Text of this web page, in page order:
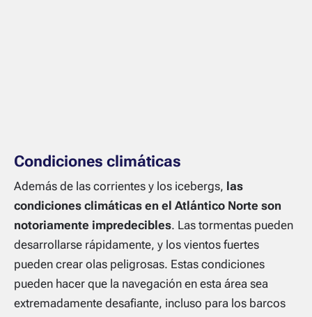
Condiciones climáticas
Además de las corrientes y los icebergs, las
condiciones climáticas en el Atlántico Norte son
notoriamente impredecibles. Las tormentas pueden
desarrollarse rápidamente, y los vientos fuertes
pueden crear olas peligrosas. Estas condiciones
pueden hacer que la navegación en esta área sea
extremadamente desafiante, incluso para los barcos